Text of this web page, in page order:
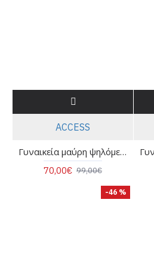
ACCESS
Γυναικεία μαύρη ψηλόμεση παντελόνα - Access 63-5056
70,00€ 99,00€
-46 %